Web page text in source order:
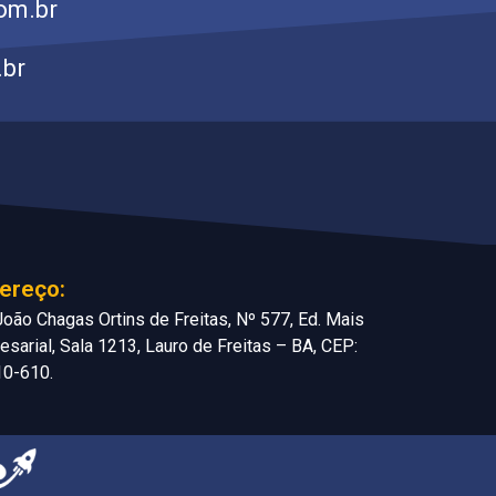
Chagas Ortins de Freitas, Nº 577, Ed. Mais
Sala 1213, Lauro de Freitas – BA, CEP:
610.